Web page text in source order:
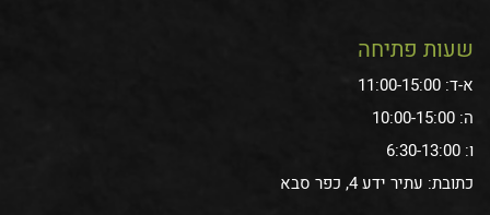
שעות פתיחה
א-ד: 11:00-15:00
ה: 10:00-15:00
ו: 6:30-13:00
כתובת: עתיר ידע 4, כפר סבא